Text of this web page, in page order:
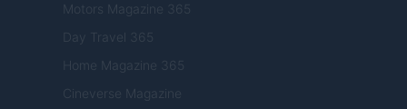
Motors Magazine 365
Day Travel 365
Home Magazine 365
Cineverse Magazine